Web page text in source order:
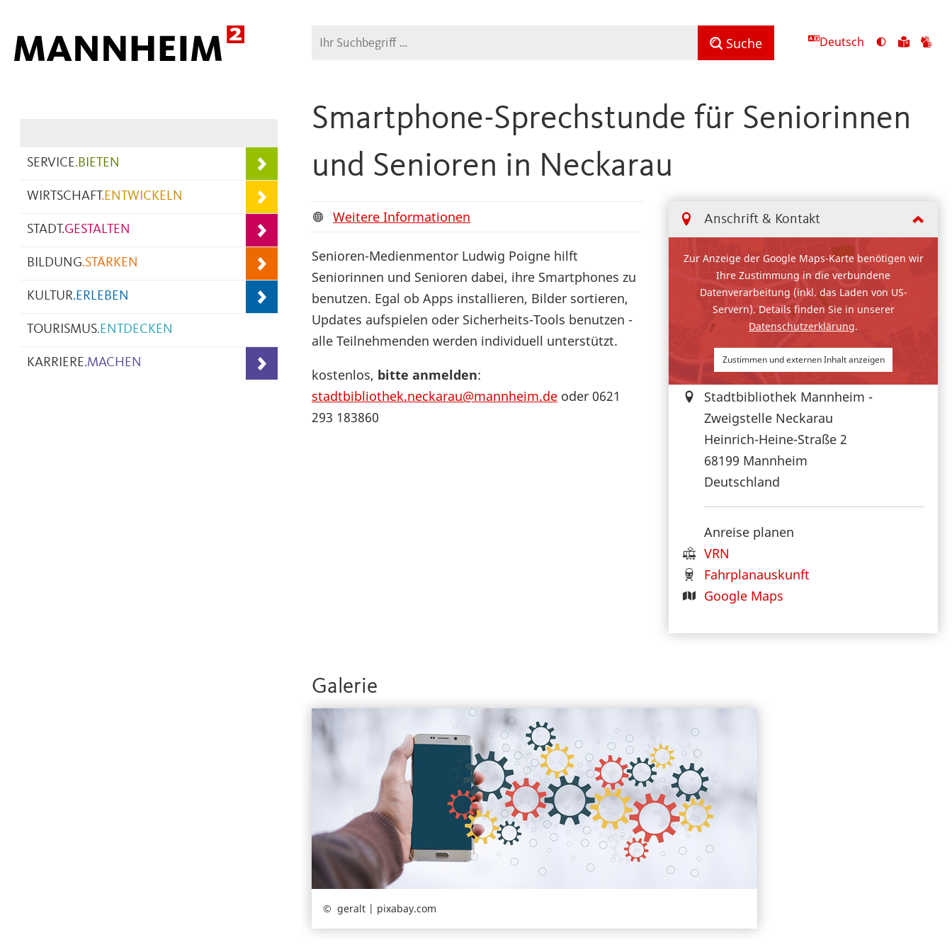
Suche Suche Deutsch
Ansicht
umschalten
Zu
SERVICE.BIETEN
WIRTSCHAFT.ENTWICKELN
STADT.GESTALTEN
BILDUNG.STÄRKEN
KULTUR.ERLEBEN
TOURISMUS.ENTDECKEN
KARRIERE.MACHEN
Smartphone-Sprechstunde für Seniorinnen
und Senioren in Neckarau
Anschrift & Kontakt
Zur Anzeige der Google Maps-Karte benötigen wir
Ihre Zustimmung in die verbundene
Datenverarbeitung (inkl. das Laden von US-
Servern). Details finden Sie in unserer
Datenschutzerklärung.
Zustimmen und externen Inhalt anzeigen
Stadtbibliothek Mannheim -
Zweigstelle Neckarau
Heinrich-Heine-Straße 2
68199 Mannheim
Deutschland
Anreise planen
VRN
Fahrplanauskunft
Google Maps
Weitere Informationen
Senioren-Medienmentor Ludwig Poigne hilft
Seniorinnen und Senioren dabei, ihre Smartphones zu
benutzen. Egal ob Apps installieren, Bilder sortieren,
Updates aufspielen oder Sicherheits-Tools benutzen -
alle Teilnehmenden werden individuell unterstützt.
kostenlos, bitte anmelden:
stadtbibliothek.neckarau@mannheim.de oder 0621
293 183860
Galerie
geralt | pixabay.com